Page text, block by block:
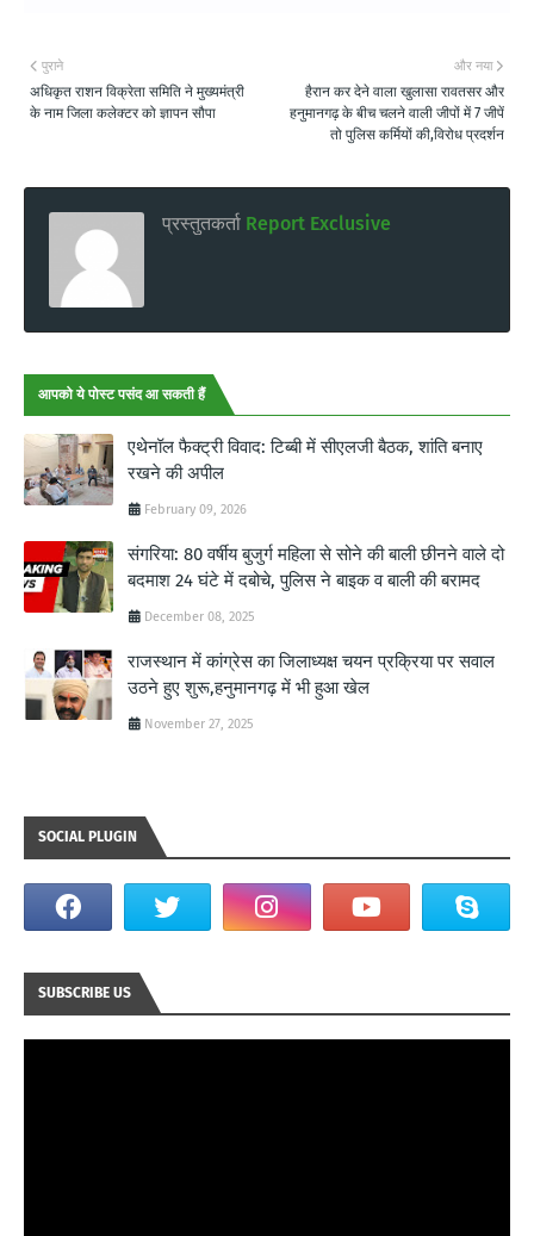
और नया
हैरान कर देने वाला खुलासा रावतसर और
हनुमानगढ़ के बीच चलने वाली जीपों में 7 जीपें
तो पुलिस कर्मियों की,विरोध प्रदर्शन
पुराने
अधिकृत राशन विक्रेता समिति ने मुख्यमंत्री
के नाम जिला कलेक्टर को ज्ञापन सौपा
प्रस्तुतकर्ता Report Exclusive
आपको ये पोस्ट पसंद आ सकती हैं
एथेनॉल फैक्ट्री विवाद: टिब्बी में सीएलजी बैठक, शांति बनाए
रखने की अपील
February 09, 2026
संगरिया: 80 वर्षीय बुजुर्ग महिला से सोने की बाली छीनने वाले दो
बदमाश 24 घंटे में दबोचे, पुलिस ने बाइक व बाली की बरामद
December 08, 2025
राजस्थान में कांग्रेस का जिलाध्यक्ष चयन प्रक्रिया पर सवाल
उठने हुए शुरू,हनुमानगढ़ में भी हुआ खेल
November 27, 2025
SOCIAL PLUGIN
SUBSCRIBE US